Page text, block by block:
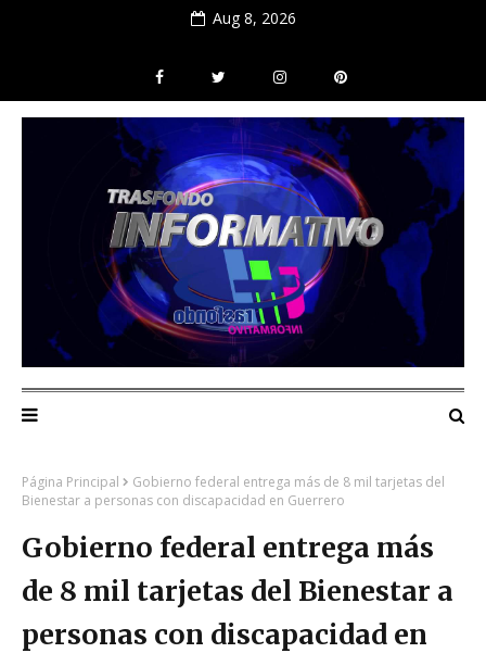
Aug 8, 2026
Página Principal
Gobierno federal entrega más de 8 mil tarjetas del
Bienestar a personas con discapacidad en Guerrero
Gobierno federal entrega más
de 8 mil tarjetas del Bienestar a
personas con discapacidad en